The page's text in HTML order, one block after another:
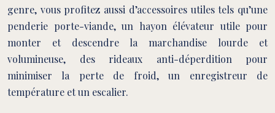
genre, vous profitez aussi d’accessoires utiles tels qu’une
penderie porte-viande, un hayon élévateur utile pour
monter et descendre la marchandise lourde et
volumineuse, des rideaux anti-déperdition pour
minimiser la perte de froid, un enregistreur de
température et un escalier.